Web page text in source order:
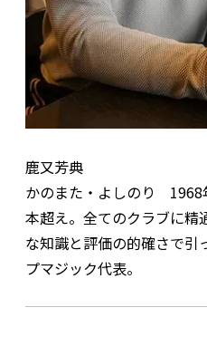
鹿又芳典
かのまた・よしのり 1968
本超え。全てのクラブに精
な知識と評価の的確さで引
プマジック代表。